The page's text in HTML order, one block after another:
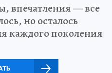
впечатления — все
но осталось
каждого поколения